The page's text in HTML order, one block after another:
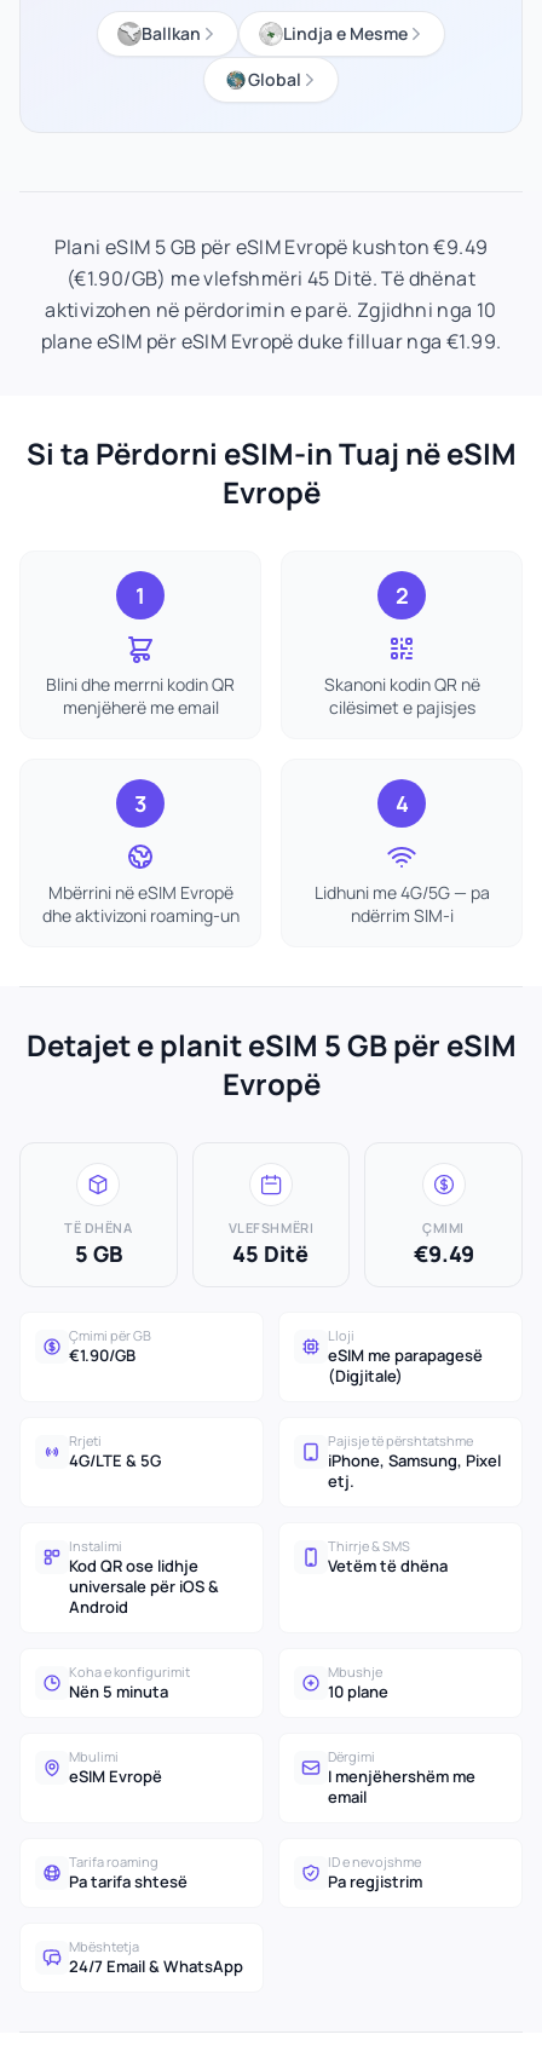
Ballkan
Lindja e Mesme
Global
Plani eSIM 5 GB për eSIM Evropë kushton €9.49
(€1.90/GB) me vlefshmëri 45 Ditë. Të dhënat
aktivizohen në përdorimin e parë. Zgjidhni nga 10
plane eSIM për eSIM Evropë duke filluar nga €1.99.
Si ta Përdorni eSIM-in Tuaj në eSIM
Evropë
1
Blini dhe merrni kodin QR
menjëherë me email
2
Skanoni kodin QR në
cilësimet e pajisjes
3
Mbërrini në eSIM Evropë
dhe aktivizoni roaming-un
4
Lidhuni me 4G/5G — pa
ndërrim SIM-i
Detajet e planit eSIM 5 GB për eSIM
Evropë
TË DHËNA
5 GB
VLEFSHMËRI
45 Ditë
ÇMIMI
€9.49
Çmimi për GB
€1.90/GB
Lloji
eSIM me parapagesë
(Digjitale)
Rrjeti
4G/LTE & 5G
Pajisje të përshtatshme
iPhone, Samsung, Pixel
etj.
Instalimi
Kod QR ose lidhje
universale për iOS &
Android
Thirrje & SMS
Vetëm të dhëna
Koha e konfigurimit
Nën 5 minuta
Mbushje
10 plane
Mbulimi
eSIM Evropë
Dërgimi
I menjëhershëm me
email
Tarifa roaming
Pa tarifa shtesë
ID e nevojshme
Pa regjistrim
Mbështetja
24/7 Email & WhatsApp